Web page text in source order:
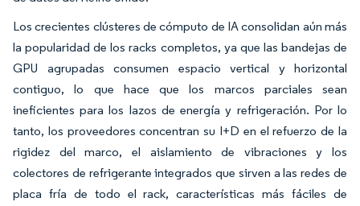
Los crecientes clústeres de cómputo de IA consolidan aún más
la popularidad de los racks completos, ya que las bandejas de
GPU agrupadas consumen espacio vertical y horizontal
contiguo, lo que hace que los marcos parciales sean
ineficientes para los lazos de energía y refrigeración. Por lo
tanto, los proveedores concentran su I+D en el refuerzo de la
rigidez del marco, el aislamiento de vibraciones y los
colectores de refrigerante integrados que sirven a las redes de
placa fría de todo el rack, características más fáciles de